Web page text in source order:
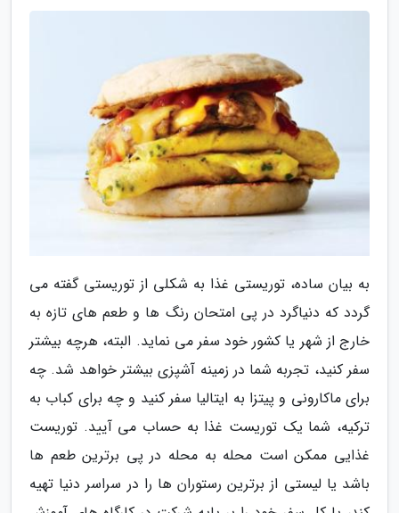
به بیان ساده، توریستی غذا به شکلی از توریستی گفته می
گردد که دنیاگرد در پی امتحان رنگ ها و طعم های تازه به
خارج از شهر یا کشور خود سفر می نماید. البته، هرچه بیشتر
سفر کنید، تجربه شما در زمینه آشپزی بیشتر خواهد شد. چه
برای ماکارونی و پیتزا به ایتالیا سفر کنید و چه برای کباب به
ترکیه، شما یک توریست غذا به حساب می آیید. توریست
غذایی ممکن است محله به محله در پی برترین طعم ها
باشد یا لیستی از برترین رستوران ها را در سراسر دنیا تهیه